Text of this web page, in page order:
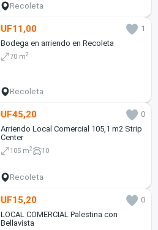
Recoleta
UF11,00
1
Bodega en arriendo en Recoleta
70 m2
Recoleta
UF45,20
0
Arriendo Local Comercial 105,1 m2 Strip
Center
105 m2 10
Recoleta
UF15,20
0
LOCAL COMERCIAL Palestina con
Bellavista